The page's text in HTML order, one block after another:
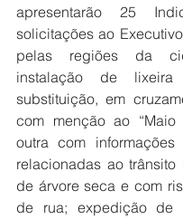
apresentarão 25
solicitações ao
pelas regiões da
instalação de
substituição, em
com menção ao “Maio
outra com informações
relacionadas ao trânsito
de árvore seca e com
de rua; expedição de